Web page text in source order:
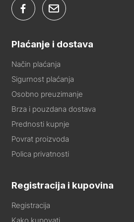
Plaćanje i dostava
Način plaćanja
Sigurnost plaćanja
Osobno preuzimanje
Brza i pouzdana dostava
Prednosti kupnje
Povrat proizvoda
Polica privatnosti
Registracija i kupovina
Registracija